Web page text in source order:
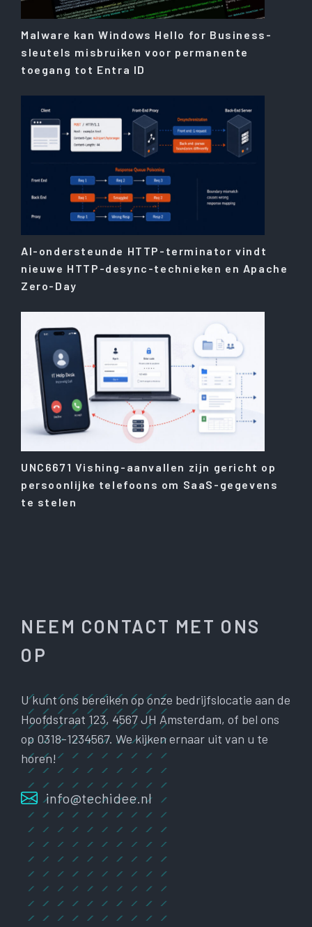
Malware kan Windows Hello for Business-
sleutels misbruiken voor permanente
toegang tot Entra ID
AI-ondersteunde HTTP-terminator vindt
nieuwe HTTP-desync-technieken en Apache
Zero-Day
UNC6671 Vishing-aanvallen zijn gericht op
persoonlijke telefoons om SaaS-gegevens
te stelen
NEEM CONTACT MET ONS
OP
U kunt ons bereiken op onze bedrijfslocatie aan de
Hoofdstraat 123, 4567 JH Amsterdam, of bel ons
op 0318-1234567. We kijken ernaar uit van u te
horen!
info@techidee.nl